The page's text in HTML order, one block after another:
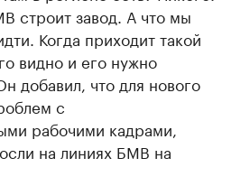
строит завод. А что мы
Когда приходит такой
видно и его нужно
добавил, что для нового
с
рабочими кадрами,
на линиях БМВ на